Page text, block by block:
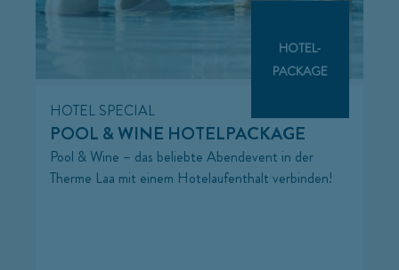
HOTEL-
PACKAGE
HOTEL SPECIAL
POOL & WINE HOTELPACKAGE
Pool & Wine – das beliebte Abendevent in der
Therme Laa mit einem Hotelaufenthalt verbinden!